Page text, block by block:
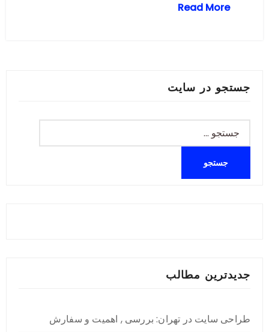
Read More
جستجو در سایت
برای:
جدیدترین مطالب
طراحی سایت در تهران: بررسی , اهمیت و سفارش